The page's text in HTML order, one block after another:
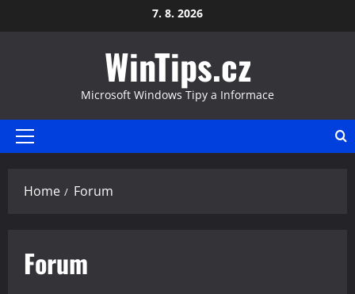
to
7. 8. 2026
WinTips.cz
Microsoft Windows Tipy a Informace
Primary
Home Forum
Forum